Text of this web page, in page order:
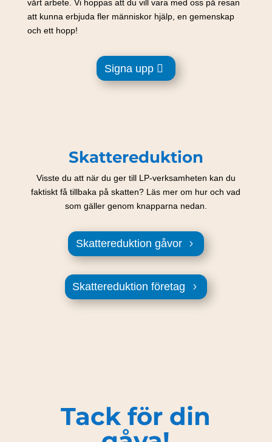
vårt arbete. Vi hoppas att du vill vara med oss på resan
att kunna erbjuda fler människor hjälp, en gemenskap
och ett hopp!
Signa upp
Skattereduktion
Visste du att när du ger till LP-verksamheten kan du
faktiskt få tillbaka på skatten? Läs mer om hur och vad
som gäller genom knapparna nedan.
Skattereduktion gåvor
Skattereduktion företag
Tack för din